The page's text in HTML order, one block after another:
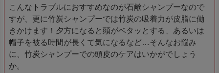
こんなトラブルにおすすめなのが石鹸シャンプーなので
すが、更に竹炭シャンプーでは竹炭の吸着力が皮脂に働
きかけます！夕方になると頭がベタッとする、あるいは
帽子を被る時間が長くて気になるなど…そんなお悩み
に、竹炭シャンプーでの頭皮のケアはいかがでしょう
か。